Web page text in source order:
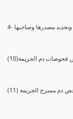
وتحديد مصدرها وصاحبها
عن فحوصات دم الجريمة
لفحص دم مسرح الجريمة